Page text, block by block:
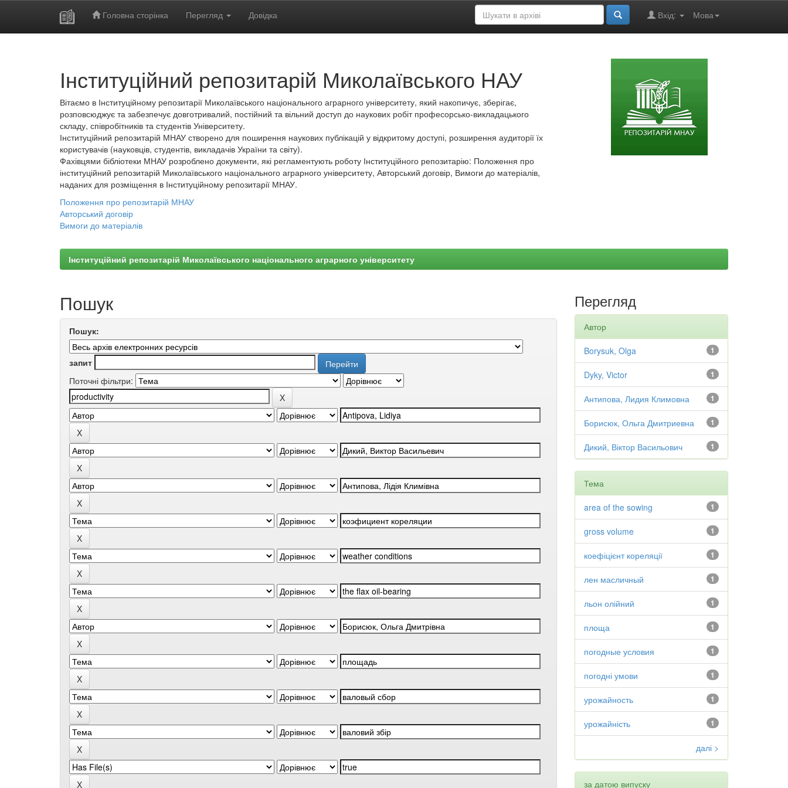
Головна сторінка Перегляд Довідка Мова
Вхід:
Інституційний репозитарій Миколаївського НАУ
Вітаємо в Інституційному репозитарії Миколаївського національного аграрного університету, який накопичує, зберігає,
розповсюджує та забезпечує довготривалий, постійний та вільний доступ до наукових робіт професорсько-викладацького
складу, співробітників та студентів Університету.
Інституційний репозитарій МНАУ створено для поширення наукових публікацій у відкритому доступі, розширення аудиторії їх
користувачів (науковців, студентів, викладачів України та світу).
Фахівцями бібліотеки МНАУ розроблено документи, які регламентують роботу Інституційного репозитарію: Положення про
інституційний репозитарій Миколаївського національного аграрного університету, Авторський договір, Вимоги до матеріалів,
наданих для розміщення в Інституційному репозитарії МНАУ.
Положення про репозитарій МНАУ
Авторський договір
Вимоги до матеріалів
Інституційний репозитарій Миколаївського національного аграрного університету
Пошук
Пошук:
запит
Поточні фільтри:
Перегляд
Автор
1
Borysuk, Olga
1
Dyky, Victor
1
Антипова, Лидия Климовна
1
Борисюк, Ольга Дмитриевна
1
Дикий, Віктор Васильович
Тема
1
area of the sowing
1
gross volume
1
коефіцієнт кореляції
1
лен масличный
1
льон олійний
1
площа
1
погодные условия
1
погодні умови
1
урожайность
1
урожайність
далі >
за датою випуску